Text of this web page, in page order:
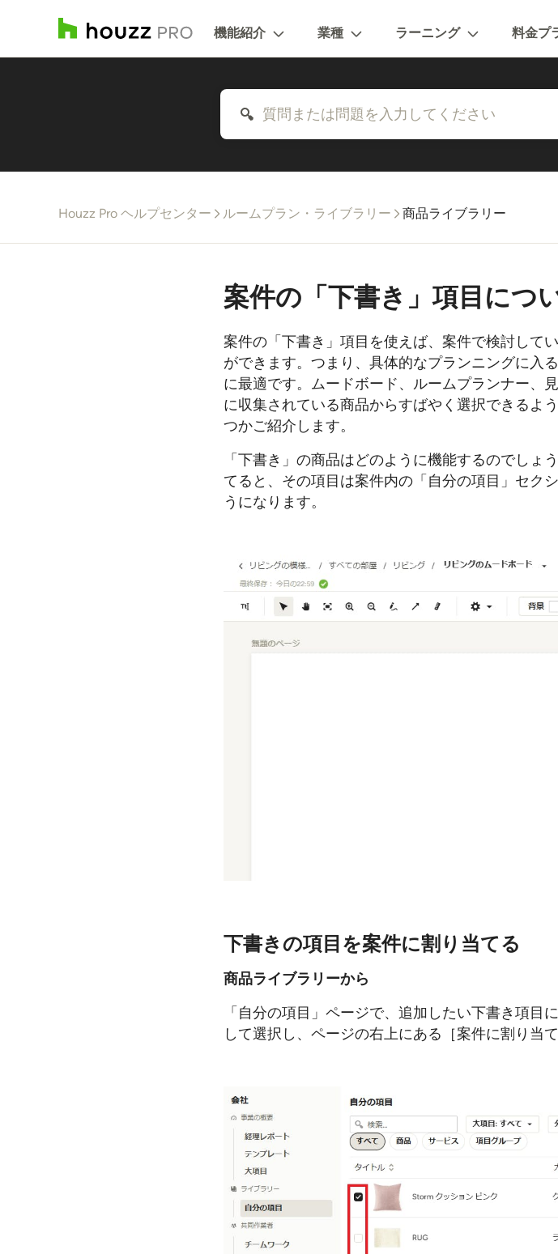
機能紹介 業種 ラーニング 料金プ
Houzz Pro ヘルプセンター ルームプラン・ライブラリー 商品ライブラリー
案件の「下書き」項目につ
案件の「下書き」項目を使えば、案件で検討して
ができます。つまり、具体的なプランニングに入
に最適です。ムードボード、ルームプランナー、
に収集されている商品からすばやく選択できるよ
つかご紹介します。
「下書き」の商品はどのように機能するのでし
てると、その項目は案件内の「自分の項目」セク
うになります。
下書きの項目を案件に割り当てる
商品ライブラリーから
「自分の項目」ページで、追加したい下書き項
して選択し、ページの右上にある［案件に割り当